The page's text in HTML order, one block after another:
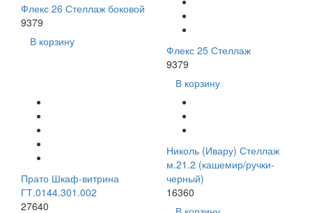
Флекс 26 Стеллаж боковой
9379
В корзину
Флекс 25 Стеллаж
9379
В корзину
Прато Шкаф-витрина
ГТ.0144.301.002
27640
Николь (Ивару) Стеллаж
м.21.2 (кашемир/ручки-
черный)
16360